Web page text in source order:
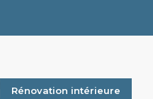
Rénovation intérieure